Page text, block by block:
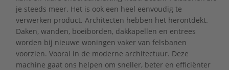
je steeds meer. Het is ook een heel eenvoudig te
verwerken product. Architecten hebben het herontdekt.
Daken, wanden, boeiborden, dakkapellen en entrees
worden bij nieuwe woningen vaker van felsbanen
voorzien. Vooral in de moderne architectuur. Deze
machine gaat ons helpen om sneller, beter en efficiënter